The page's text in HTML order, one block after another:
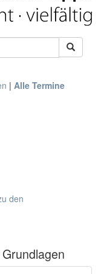
| Alle Termine
den